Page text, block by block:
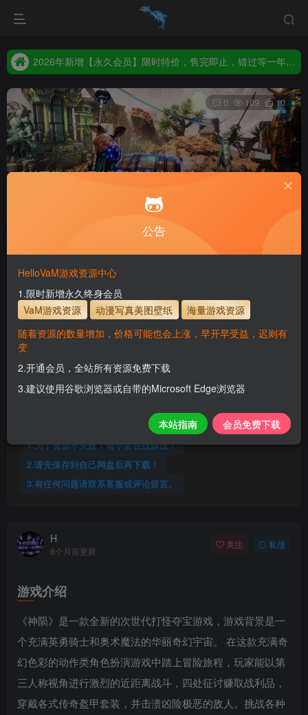
2026年新增【永久会员】限时特价，售完即止，错过等一年！！！
2026年新增【永久会员】限时特价，售完即止，错过等一年！！！
统一解压码www.hellovam.com，如有备注以备注为准
众神陨落/支持网络联机|官方简体中文
正文
0 109 10
众神陨落/支持网络联机|官方简体中文
此内容为付费资源，请付费后查看
100积分
月度会员
10 永久至尊会员
永久至尊会员终生有效
主流网盘——高速下载
会员专属交流群
专人上传每天更新
支付页面打不开或支付后不跳转请联系QQ：3317425885
会员尊享全站资源【免费下载】！
1.为了资源不失效！请不要在线解压！
2.请先保存到自己网盘后再下载！
3.有任何问题请联系客服或评论留言。
H
8个月前更新
关注 私信
游戏介绍
《神陨》是一款全新的次世代打怪夺宝游戏，游戏背景是一
个充满英勇骑士和奥术魔法的华丽奇幻宇宙。 在这款充满奇
幻色彩的动作类角色扮演游戏中踏上冒险旅程，玩家能以第
三人称视角进行激烈的近距离战斗，四处征讨赚取战利品，
穿戴各式传奇盔甲套装，并击溃凶险极恶的敌人。挑战各种
公告
HelloVaM游戏资源中心
1.限时新增永久终身会员
VaM游戏资源
动漫写真美图壁纸
海量游戏资源
随着资源的数量增加，价格可能也会上涨，早开早受益，迟则有
变
2.开通会员，全站所有资源免费下载
3.建议使用谷歌浏览器或自带的Microsoft Edge浏览器
本站指南 会员免费下载